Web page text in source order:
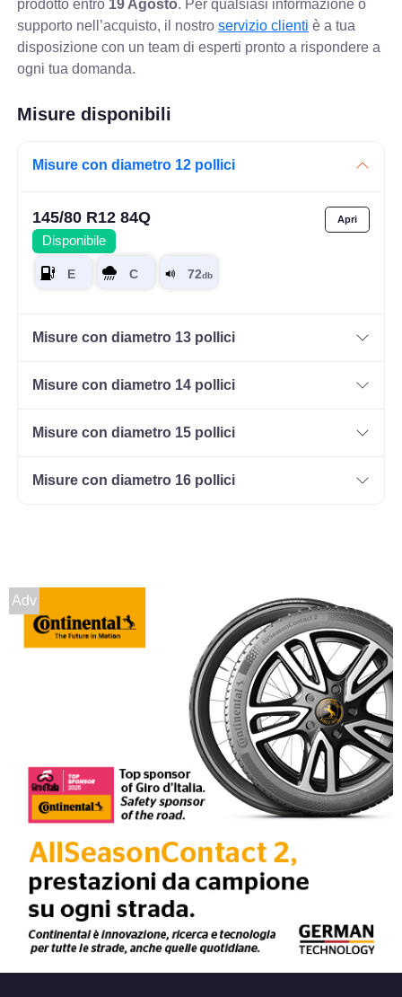
prodotto entro 19 Agosto. Per qualsiasi informazione o
supporto nell’acquisto, il nostroservizio clienti è a tua
disposizione con un team di esperti pronto a rispondere a
ogni tua domanda.
Misure disponibili
Misure con diametro 12 pollici
145/80 R12 84Q
Disponibile
Misure con diametro 13 pollici
Misure con diametro 14 pollici
Misure con diametro 15 pollici
Misure con diametro 16 pollici
Adv